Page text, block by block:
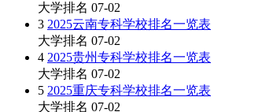
大学排名 07-02
3 2025云南专科学校排名一览表
大学排名 07-02
4 2025贵州专科学校排名一览表
大学排名 07-02
5 2025重庆专科学校排名一览表
大学排名 07-02